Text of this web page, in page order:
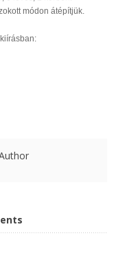
módon átépítjük.